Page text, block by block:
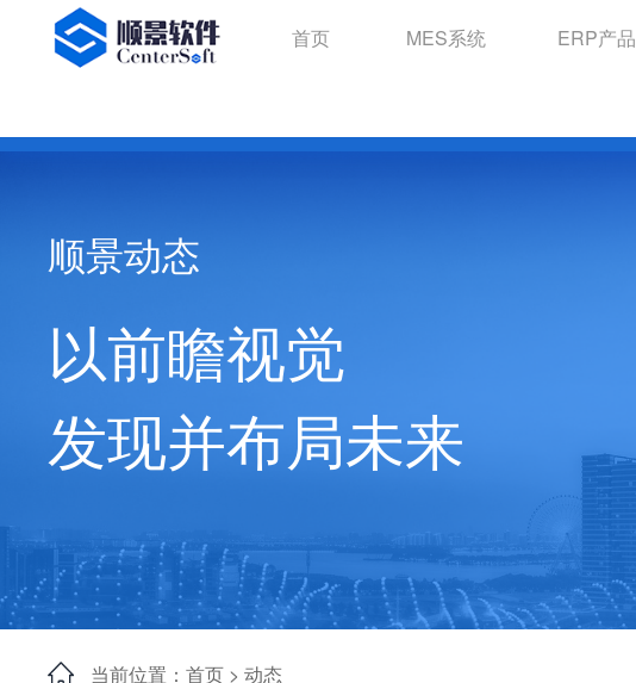
首页 MES系统 ERP产品
顺景动态
以前瞻视觉
发现并布局未来
当前位置：首页 > 动态